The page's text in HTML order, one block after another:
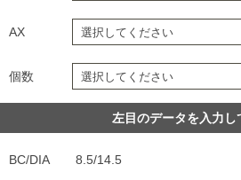
AX
個数
左目のデータを入力し
BC/DIA 8.5/14.5